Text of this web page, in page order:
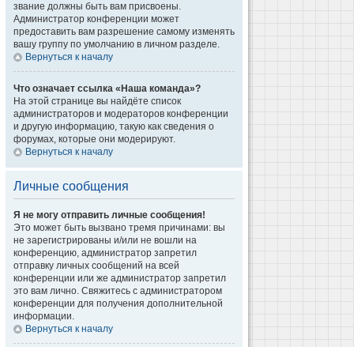
звание должны быть вам присвоены.
Администратор конференции может
предоставить вам разрешение самому изменять
вашу группу по умолчанию в личном разделе.
Вернуться к началу
Что означает ссылка «Наша команда»?
На этой странице вы найдёте список
администраторов и модераторов конференции
и другую информацию, такую как сведения о
форумах, которые они модерируют.
Вернуться к началу
Личные сообщения
Я не могу отправить личные сообщения!
Это может быть вызвано тремя причинами: вы
не зарегистрированы и/или не вошли на
конференцию, администратор запретил
отправку личных сообщений на всей
конференции или же администратор запретил
это вам лично. Свяжитесь с администратором
конференции для получения дополнительной
информации.
Вернуться к началу